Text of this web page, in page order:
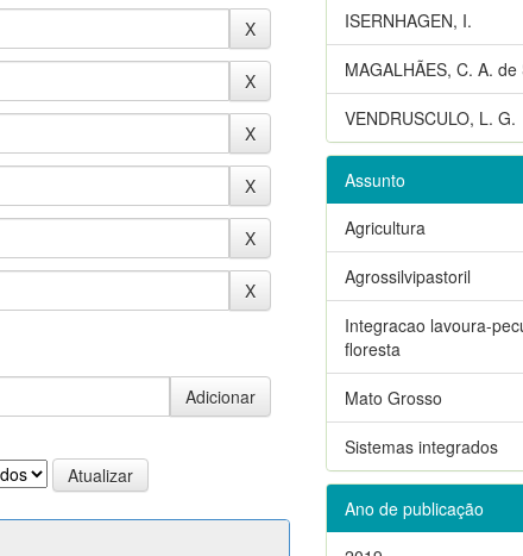
ISERNHAGEN, I.
MAGALHÃES, C. A. de
VENDRUSCULO, L. G.
Assunto
Agricultura
Agrossilvipastoril
Integracao lavoura-
floresta
Mato Grosso
Sistemas integrados
Ano de publicação